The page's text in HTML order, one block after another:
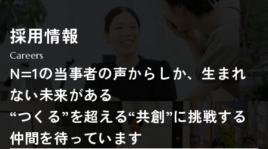
採用情報
Careers
N=1の当事者の声からしか、生まれ
ない未来がある
“つくる”を超える“共創”に挑戦する
仲間を待っています